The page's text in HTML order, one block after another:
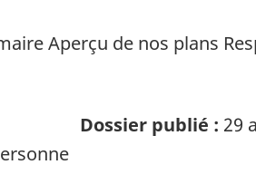
Aperçu de nos plans
Dossier publié : 29